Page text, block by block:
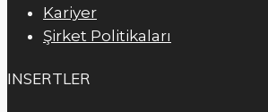
Kariyer
Şirket Politikaları
INSERTLER